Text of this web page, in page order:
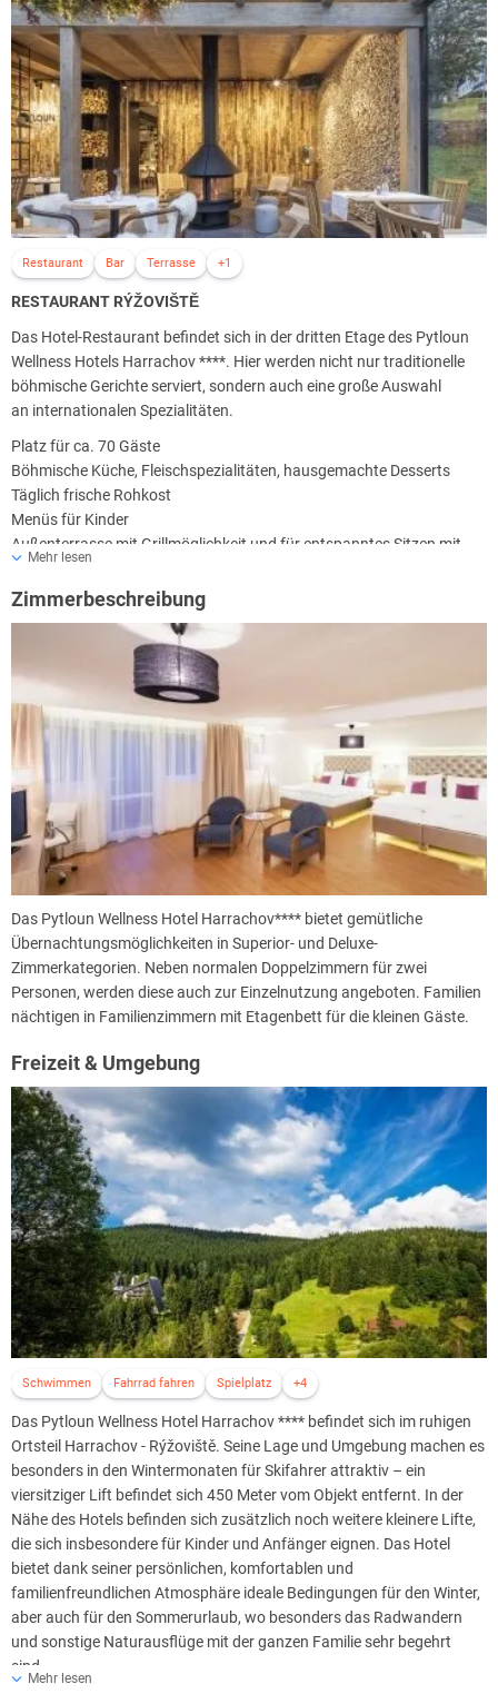
Massagen und Behandlungen. Gegen Gebühr.
Fitness und Yoga: Schwimmbad und Yoga-Einrichtungen mit Lehrern,
die Kurse zur Verbesserung der Fitness und des geistigen
Gleichgewichts anbieten.
Gesunde Küche.
Restaurant Bar Terrasse +1
RESTAURANT RÝŽOVIŠTĚ
Das Hotel-Restaurant befindet sich in der dritten Etage des Pytloun
Wellness Hotels Harrachov ****. Hier werden nicht nur traditionelle
böhmische Gerichte serviert, sondern auch eine große Auswahl
an internationalen Spezialitäten.
Platz für ca. 70 Gäste
Böhmische Küche, Fleischspezialitäten, hausgemachte Desserts
Täglich frische Rohkost
Menüs für Kinder
Außenterrasse mit Grillmöglichkeit und für entspanntes Sitzen mit
W-Lan im gesamten Hotel kostenlos
Cocktail-Abende, Werbeaktionen für Unternehmen und Institutionen,
Geschäftsverhandlungen
Mehr lesen
Zimmerbeschreibung
Das Pytloun Wellness Hotel Harrachov**** bietet gemütliche
Übernachtungsmöglichkeiten in Superior- und Deluxe-
Zimmerkategorien. Neben normalen Doppelzimmern für zwei
Personen, werden diese auch zur Einzelnutzung angeboten. Familien
nächtigen in Familienzimmern mit Etagenbett für die kleinen Gäste.
Freizeit & Umgebung
Schwimmen Fahrrad fahren Spielplatz +4
Das Pytloun Wellness Hotel Harrachov **** befindet sich im ruhigen
Ortsteil Harrachov - Rýžoviště. Seine Lage und Umgebung machen es
besonders in den Wintermonaten für Skifahrer attraktiv – ein
viersitziger Lift befindet sich 450 Meter vom Objekt entfernt. In der
Nähe des Hotels befinden sich zusätzlich noch weitere kleinere Lifte,
die sich insbesondere für Kinder und Anfänger eignen. Das Hotel
bietet dank seiner persönlichen, komfortablen und
familienfreundlichen Atmosphäre ideale Bedingungen für den Winter,
aber auch für den Sommerurlaub, wo besonders das Radwandern
und sonstige Naturausflüge mit der ganzen Familie sehr begehrt
sind.
Mehr lesen